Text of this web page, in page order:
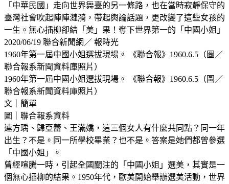
「中華民國」走向世界舞臺的另一條路，也在當時寂靜保守的
臺灣社會吹起陣陣漣漪，帶起輿論話題，更改變了這些女孩的
一生。無心插柳卻結「美」果！奪下世界第一的「中國小姐」
2020/06/19 聯合新聞網／ 報時光
1960年第一屆中國小姐選拔現場。 《聯合報》1960.6.5（圖／
聯合報系新聞資料庫照片）
1960年第一屆中國小姐選拔現場。 《聯合報》1960.6.5（圖／
聯合報系新聞資料庫照片）
文｜簡單
圖｜聯合報系資料
連方瑀、歸亞蕾、王滿嬌，這三個女人有什麼共同點？同一年
出生？不是。同一所學校畢業？也不是。答案是她們都曾參選
「中國小姐」。
曾經喧騰一時，引起全國關注的「中國小姐」選美，其實是一
個無心插柳的結果。1950年代，歐美開始舉辦選美活動，世界